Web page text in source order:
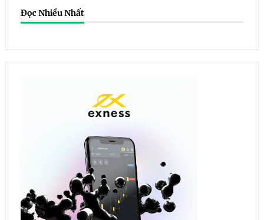
Đọc Nhiều Nhất